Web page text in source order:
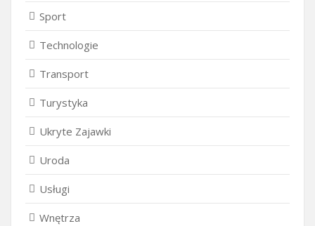
Sport
Technologie
Transport
Turystyka
Ukryte Zajawki
Uroda
Usługi
Wnętrza